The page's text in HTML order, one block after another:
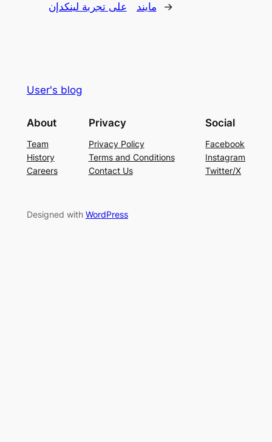
على تجربة لينكدإن
مايند
→
User's blog
About
Team
History
Careers
Privacy
Privacy Policy
Terms and Conditions
Contact Us
Social
Facebook
Instagram
Twitter/X
Designed with WordPress